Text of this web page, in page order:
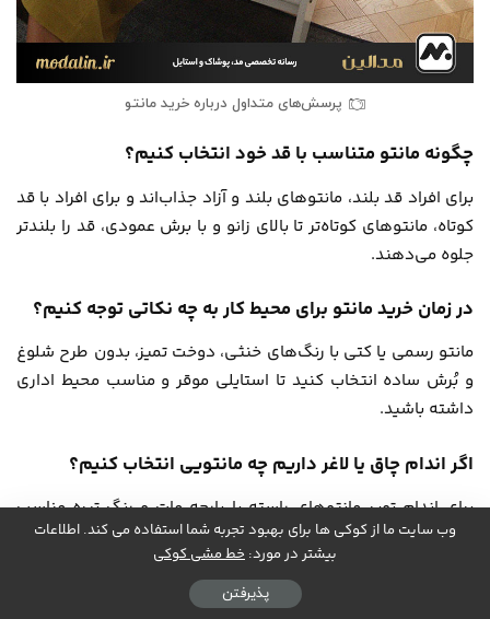
پرسش‌های متداول درباره خرید مانتو
چگونه مانتو متناسب با قد خود انتخاب کنیم؟
برای افراد قد بلند، مانتوهای بلند و آزاد جذاب‌اند و برای افراد با قد
کوتاه، مانتوهای کوتاه‌تر تا بالای زانو و با برش عمودی، قد را بلندتر
جلوه می‌دهند.
در زمان خرید مانتو برای محیط کار به چه نکاتی توجه کنیم؟
مانتو رسمی یا کتی با رنگ‌های خنثی، دوخت تمیز، بدون طرح شلوغ
و بُرش ساده انتخاب کنید تا استایلی موقر و مناسب محیط اداری
داشته باشید.
اگر اندام چاق یا لاغر داریم چه مانتویی انتخاب کنیم؟
برای اندام توپر مانتوهای راسته با پارچه مات و رنگ تیره مناسب
است. برای افراد لاغر، مانتوهای طرح‌دار، یقه بزرگ و پارچه‌های
بافت‌دار توصیه می‌شود.
وب سایت ما از کوکی ها برای بهبود تجربه شما استفاده می کند. اطلاعات
بیشتر در مورد: خط مشی کوکی
پذیرفتن